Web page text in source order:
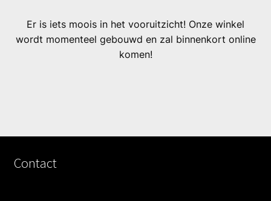
Er is iets moois in het vooruitzicht! Onze winkel
wordt momenteel gebouwd en zal binnenkort online
komen!
Contact